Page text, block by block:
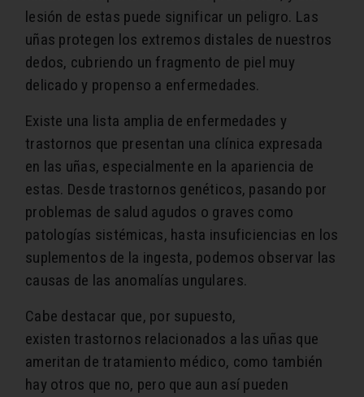
lesión de estas puede significar un peligro. Las
uñas protegen los extremos distales de nuestros
dedos, cubriendo un fragmento de piel muy
delicado y propenso a enfermedades.
Existe una lista amplia de enfermedades y
trastornos que presentan una clínica expresada
en las uñas, especialmente en la apariencia de
estas. Desde trastornos genéticos, pasando por
problemas de salud agudos o graves como
patologías sistémicas, hasta insuficiencias en los
suplementos de la ingesta, podemos observar las
causas de las anomalías ungulares.
Cabe destacar que, por supuesto,
existen trastornos relacionados a las uñas que
ameritan de tratamiento médico, como también
hay otros que no, pero que aun así pueden